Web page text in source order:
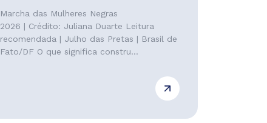
Marcha das Mulheres Negras
2026 | Crédito: Juliana Duarte Leitura
recomendada | Julho das Pretas | Brasil de
Fato/DF O que significa constru...